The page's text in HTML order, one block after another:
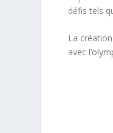
défis tels
La
avec